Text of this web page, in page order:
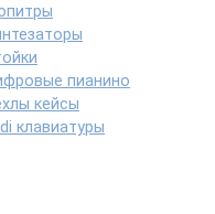
пианино
кейсы
клавиатуры